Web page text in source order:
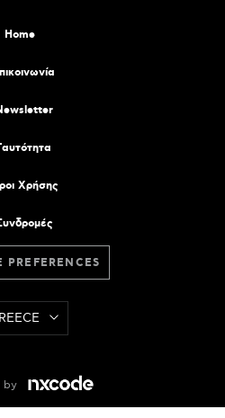
Home
Χρήσης
PREFERENCES
by